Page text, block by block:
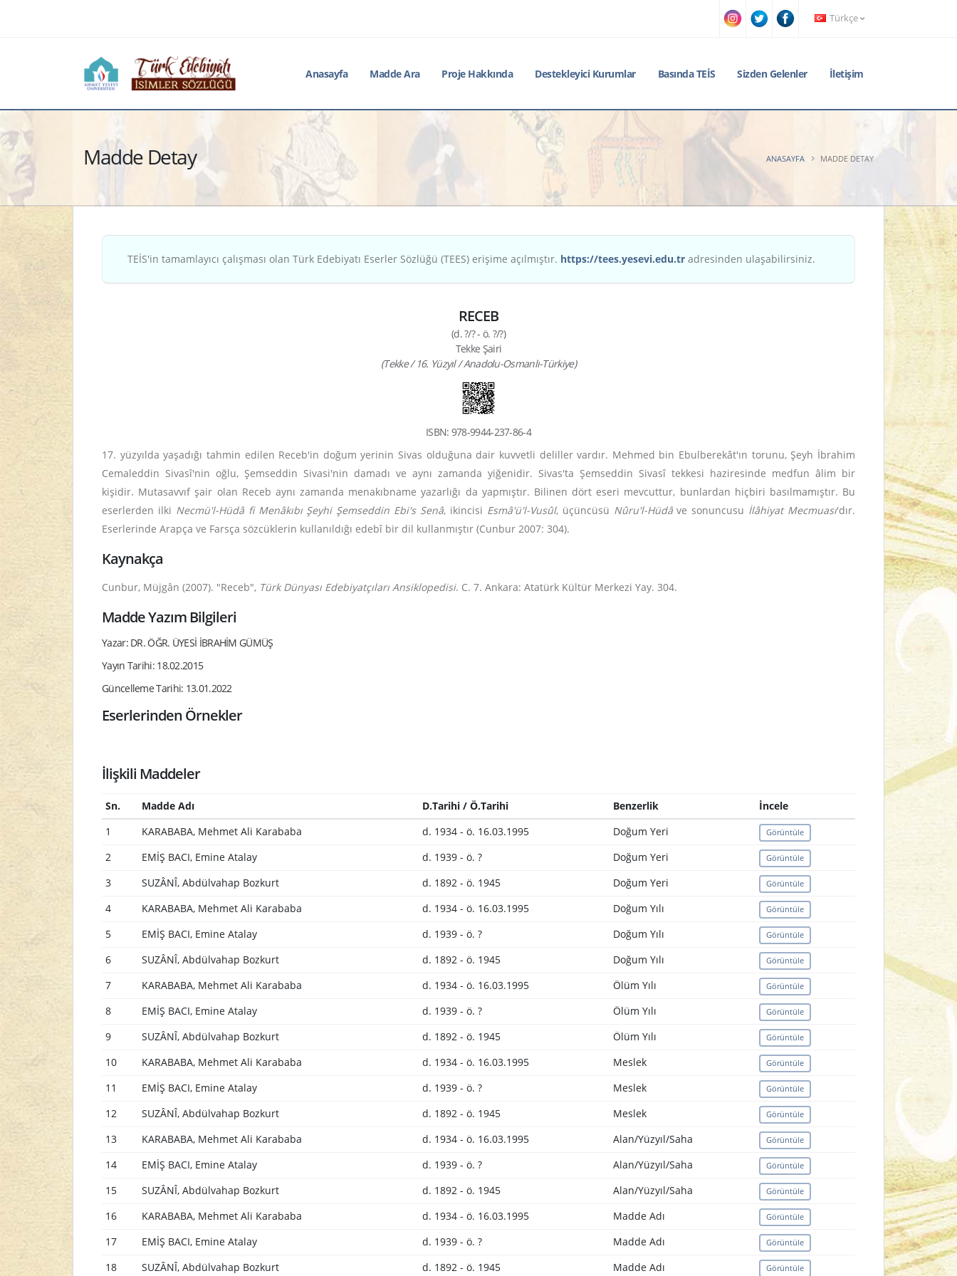
Türkçe
Anasayfa Madde Ara Proje Hakkında Destekleyici Kurumlar Basında TEİS Sizden Gelenler İletişim
Madde Detay ANASAYFA MADDE DETAY
TEİS'in tamamlayıcı çalışması olan Türk Edebiyatı Eserler Sözlüğü (TEES) erişime açılmıştır. https://tees.yesevi.edu.tr adresinden ulaşabilirsiniz.
RECEB
(d. ?/? - ö. ?/?)
Tekke Şairi
(Tekke / 16. Yüzyıl / Anadolu-Osmanlı-Türkiye)
ISBN: 978-9944-237-86-4
17. yüzyılda yaşadığı tahmin edilen Receb'in doğum yerinin Sivas olduğuna dair kuvvetli deliller vardır. Mehmed bin Ebulberekât'ın torunu, Şeyh İbrahim
Cemaleddin Sivasî'nin oğlu, Şemseddin Sivasi'nin damadı ve aynı zamanda yiğenidir. Sivas'ta Şemseddin Sivasî tekkesi haziresinde medfun âlim bir
kişidir. Mutasavvıf şair olan Receb aynı zamanda menakıbname yazarlığı da yapmıştır. Bilinen dört eseri mevcuttur, bunlardan hiçbiri basılmamıştır. Bu
eserlerden ilki Necmü'l-Hüdâ fi Menâkıbı Şeyhi Şemseddin Ebi's Senâ, ikincisi Esmâ'ü'l-Vusûl, üçüncüsü Nûru'l-Hüdâve sonuncusu İlâhiyat Mecmuası'dır.
Eserlerinde Arapça ve Farsça sözcüklerin kullanıldığı edebî bir dil kullanmıştır (Cunbur 2007: 304).
Kaynakça
Cunbur, Müjgân (2007). "Receb", Türk Dünyası Edebiyatçıları Ansiklopedisi. C. 7. Ankara: Atatürk Kültür Merkezi Yay. 304.
Madde Yazım Bilgileri
Yazar: DR. ÖĞR. ÜYESİ İBRAHİM GÜMÜŞ
Yayın Tarihi: 18.02.2015
Güncelleme Tarihi: 13.01.2022
Eserlerinden Örnekler
İlişkili Maddeler
Sn. Madde Adı D.Tarihi / Ö.Tarihi Benzerlik
İncele
1
KARABABA, Mehmet Ali Karababa d. 1934 - ö. 16.03.1995 Doğum Yeri Görüntüle
2 EMİŞ BACI, Emine Atalay d. 1939 - ö. ? Doğum Yeri Görüntüle
3 SUZÂNÎ, Abdülvahap Bozkurt d. 1892 - ö. 1945 Doğum Yeri Görüntüle
4 KARABABA, Mehmet Ali Karababa d. 1934 - ö. 16.03.1995 Doğum Yılı Görüntüle
5 EMİŞ BACI, Emine Atalay d. 1939 - ö. ? Doğum Yılı Görüntüle
6 SUZÂNÎ, Abdülvahap Bozkurt d. 1892 - ö. 1945 Doğum Yılı Görüntüle
7 KARABABA, Mehmet Ali Karababa d. 1934 - ö. 16.03.1995 Ölüm Yılı Görüntüle
8 EMİŞ BACI, Emine Atalay d. 1939 - ö. ? Ölüm Yılı Görüntüle
9 SUZÂNÎ, Abdülvahap Bozkurt d. 1892 - ö. 1945 Ölüm Yılı Görüntüle
10 KARABABA, Mehmet Ali Karababa d. 1934 - ö. 16.03.1995 Meslek Görüntüle
11 EMİŞ BACI, Emine Atalay d. 1939 - ö. ? Meslek Görüntüle
12 SUZÂNÎ, Abdülvahap Bozkurt d. 1892 - ö. 1945 Meslek Görüntüle
13 KARABABA, Mehmet Ali Karababa d. 1934 - ö. 16.03.1995 Alan/Yüzyıl/Saha Görüntüle
14 EMİŞ BACI, Emine Atalay d. 1939 - ö. ? Alan/Yüzyıl/Saha Görüntüle
15 SUZÂNÎ, Abdülvahap Bozkurt d. 1892 - ö. 1945 Alan/Yüzyıl/Saha Görüntüle
16 KARABABA, Mehmet Ali Karababa d. 1934 - ö. 16.03.1995 Madde Adı Görüntüle
17 EMİŞ BACI, Emine Atalay d. 1939 - ö. ? Madde Adı Görüntüle
18 SUZÂNÎ, Abdülvahap Bozkurt d. 1892 - ö. 1945 Madde Adı Görüntüle